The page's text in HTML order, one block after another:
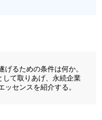
るための条件は何か。
て取りあげ、永続企業
センスを紹介する。